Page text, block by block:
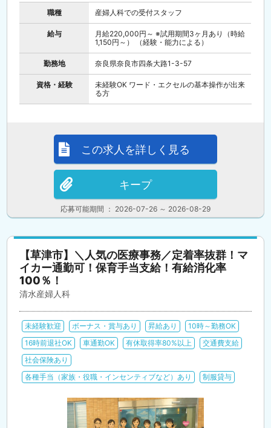
職種 産婦人科での受付スタッフ
給与
月給220,000円～ ※試用期間3ヶ月あり（時給
1,150円～） （経験・能力による）
勤務地 奈良県奈良市四条大路1-3-57
資格・経験
未経験OK ワード・エクセルの基本操作が出来
る方
応募可能期間 ： 2026-07-26 ～ 2026-08-29
この求人を詳しく見る
キープ
【草津市】＼人気の医療事務／定着率抜群！マ
イカー通勤可！保育手当支給！有給消化率
100％！
清水産婦人科
未経験歓迎 ボーナス・賞与あり 昇給あり
10時～勤務OK
16時前退社OK
車通勤OK 有休取得率80%以上
交通費支給
社会保険あり
各種手当（家族・役職・インセンティブなど）あり
制服貸与